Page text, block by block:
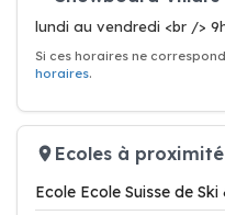
lundi au vendredi <br />
Si ces horaires ne
horaires.
Ecoles à proximité
Ecole Ecole Suisse de